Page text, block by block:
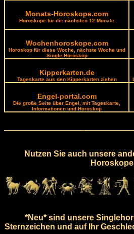
Monats-Horoskope.com
Horoskope für die nächsten 12 Monate
Wochenhoroskope.com
Horoskop für diese Woche, nächste Woche und
Single Horoskop
Kipperkarten.de
Tageskarte aus den Kipperkarten ziehen
Engel-portal.com
Die große Seite über Engel, mit Tageskarte,
Informationen und Horoskop
Nutzen Sie auch unsere
*Neu* sind unsere
Sternzeichen und auf Ihr